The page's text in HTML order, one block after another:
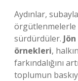
Aydınlar,
örgütlenmelerle
sürdürdüler.
örnekleri,
farkındalığını
toplumun